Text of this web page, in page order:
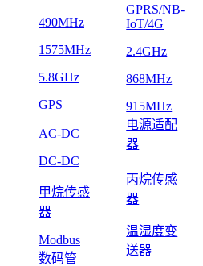
490MHz
1575MHz
5.8GHz
GPS
GPRS/NB-
IoT/4G
2.4GHz
868MHz
915MHz
AC-DC
DC-DC
电源适配
器
甲烷传感
器
Modbus
数码管
丙烷传感
器
温湿度变
送器